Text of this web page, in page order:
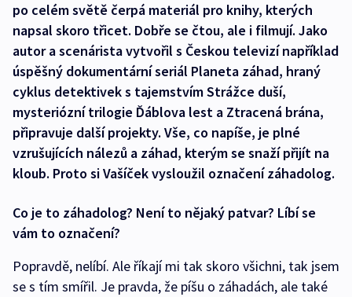
po celém světě čerpá materiál pro knihy, kterých
napsal skoro třicet. Dobře se čtou, ale i filmují. Jako
autor a scenárista vytvořil s Českou televizí například
úspěšný dokumentární seriál Planeta záhad, hraný
cyklus detektivek s tajemstvím Strážce duší,
mysteriózní trilogie Ďáblova lest a Ztracená brána,
připravuje další projekty. Vše, co napíše, je plné
vzrušujících nálezů a záhad, kterým se snaží přijít na
kloub. Proto si Vašíček vysloužil označení záhadolog.
Co je to záhadolog? Není to nějaký patvar? Líbí se
vám to označení?
Popravdě, nelíbí. Ale říkají mi tak skoro všichni, tak jsem
se s tím smířil. Je pravda, že píšu o záhadách, ale také